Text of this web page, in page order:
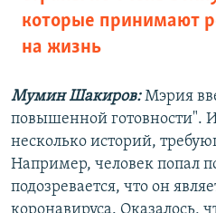
которые принимают
на жизнь
Мумин Шакиров:Мэрия
повышенной готовности".
несколько историй,
Например, человек попал
подозревается, что он